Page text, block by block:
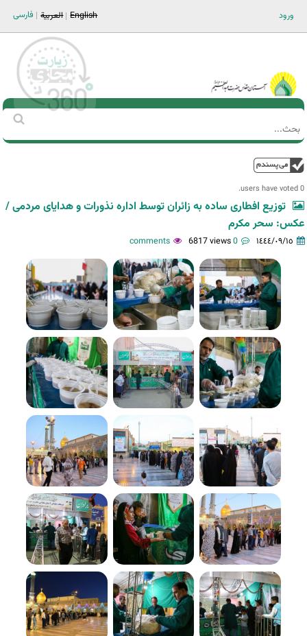
ورود فارسی العربية English
Main men-AR
استمارة
‏
0 users have voted.
توزیع افطاری ساده به زائران توسط اداره نذورات و هدایای مردمی /
عکس: سحر مکرم
١٤٤٤/٠٩/١٥ 0 comments
6817 views